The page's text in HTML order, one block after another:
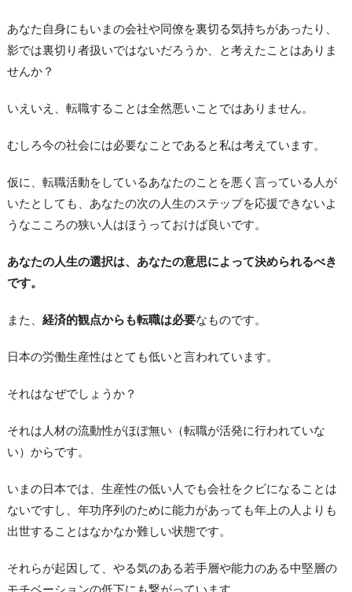
あなた自身にもいまの会社や同僚を裏切る気持ちがあったり、
影では裏切り者扱いではないだろうか、と考えたことはありま
せんか？
いえいえ、転職することは全然悪いことではありません。
むしろ今の社会には必要なことであると私は考えています。
仮に、転職活動をしているあなたのことを悪く言っている人が
いたとしても、あなたの次の人生のステップを応援できないよ
うなこころの狭い人はほうっておけば良いです。
あなたの人生の選択は、あなたの意思によって決められるべき
です。
また、 経済的観点からも転職は必要なものです。
日本の労働生産性はとても低いと言われています。
それはなぜでしょうか？
それは人材の流動性がほぼ無い（転職が活発に行われていな
い）からです。
いまの日本では、生産性の低い人でも会社をクビになることは
ないですし、年功序列のために能力があっても年上の人よりも
出世することはなかなか難しい状態です。
それらが起因して、やる気のある若手層や能力のある中堅層の
モチベーションの低下にも繋がっています。